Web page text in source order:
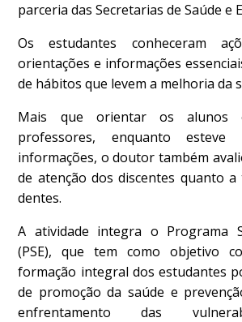
parceria das Secretarias de Saúde e
Os estudantes conheceram
orientações e informações
de hábitos que levem a melhoria da
Mais que orientar os alunos
professores, enquanto esteve
informações, o doutor também
de atenção dos discentes quanto
dentes.
A atividade integra o Programa
(PSE), que tem como objetivo
formação integral dos estudantes
de promoção da saúde e
enfrentamento das